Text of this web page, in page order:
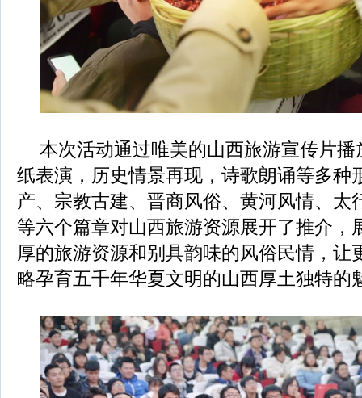
本次活动通过唯美的山西旅游宣传片
纸表演，历史情景再现，诗歌朗诵等多种
产、宗教古建、晋商风俗、黄河风情、太
等六个篇章对山西旅游资源展开了推介，
厚的旅游资源和别具韵味的风俗民情，让
略孕育五千年华夏文明的山西厚土独特的